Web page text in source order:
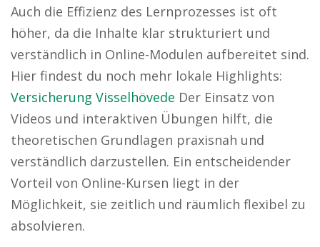
Auch die Effizienz des Lernprozesses ist oft
höher, da die Inhalte klar strukturiert und
verständlich in Online-Modulen aufbereitet sind.
Hier findest du noch mehr lokale Highlights:
Versicherung Visselhövede Der Einsatz von
Videos und interaktiven Übungen hilft, die
theoretischen Grundlagen praxisnah und
verständlich darzustellen. Ein entscheidender
Vorteil von Online-Kursen liegt in der
Möglichkeit, sie zeitlich und räumlich flexibel zu
absolvieren.